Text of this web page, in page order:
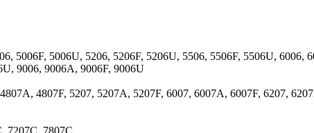
5006F, 5006U, 5206, 5206F, 5206U, 5506, 5506F, 5506U, 6006,
9006, 9006A, 9006F, 9006U
4807F, 5207, 5207A, 5207F, 6007, 6007A, 6007F, 6207,
7207C, 7807C